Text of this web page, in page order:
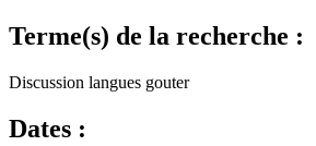
Terme(s) de la recherche :
Discussion langues gouter
Dates :